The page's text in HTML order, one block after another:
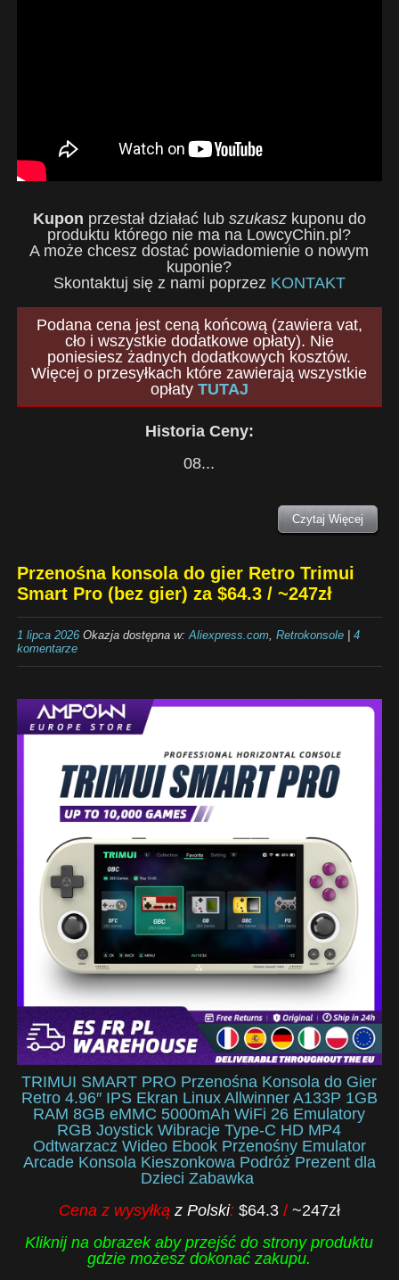
Kupon przestał działać lub szukaszkuponu do
produktu którego nie ma na LowcyChin.pl?
A może chcesz dostać powiadomienie o nowym
kuponie?
Skontaktuj się z nami poprzez KONTAKT
Podana cena jest ceną końcową (zawiera vat,
cło i wszystkie dodatkowe opłaty). Nie
poniesiesz żadnych dodatkowych kosztów.
Więcej o przesyłkach które zawierają wszystkie
opłaty TUTAJ
Historia Ceny:
08...
Czytaj Więcej
Przenośna konsola do gier Retro Trimui
Smart Pro (bez gier) za $64.3 / ~247zł
1 lipca 2026Okazja dostępna w: Aliexpress.com, Retrokonsole| 4
komentarze
TRIMUI SMART PRO Przenośna Konsola do Gier
Retro 4.96″ IPS Ekran Linux Allwinner A133P 1GB
RAM 8GB eMMC 5000mAh WiFi 26 Emulatory
RGB Joystick Wibracje Type-C HD MP4
Odtwarzacz Wideo Ebook Przenośny Emulator
Arcade Konsola Kieszonkowa Podróż Prezent dla
Dzieci Zabawka
Cena z wysyłką z Polski: $64.3 / ~247zł
Kliknij na obrazek aby przejść do strony produktu
gdzie możesz dokonać zakupu.